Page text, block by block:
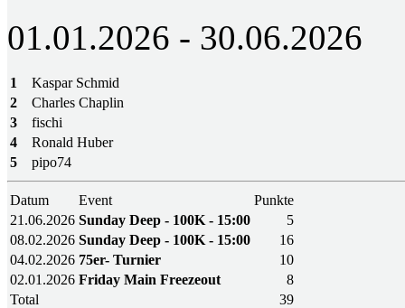
01.01.2026 - 30.06.2026
1
Kaspar Schmid
2
Charles Chaplin
3
fischi
4
Ronald Huber
5
pipo74
Datum Event
Punkte
21.06.2026 Sunday Deep - 100K - 15:00
5
08.02.2026 Sunday Deep - 100K - 15:00
16
04.02.2026 75er- Turnier
10
02.01.2026 Friday Main Freezeout
8
Total
39